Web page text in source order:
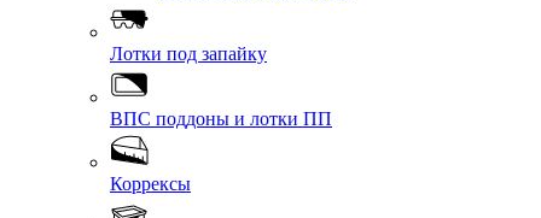
Лотки под запайку
ВПС поддоны и лотки ПП
Коррексы